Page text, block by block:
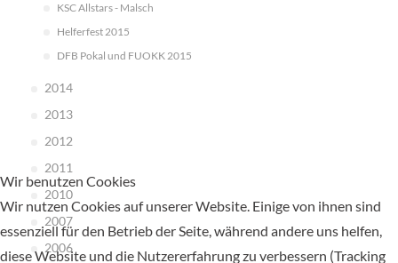
KSC Allstars - Malsch
Helferfest 2015
DFB Pokal und FUOKK 2015
2014
2013
2012
2011
2010
2007
2006
Wir benutzen Cookies
Wir nutzen Cookies auf unserer Website. Einige von ihnen sind
essenziell für den Betrieb der Seite, während andere uns helfen,
diese Website und die Nutzererfahrung zu verbessern (Tracking